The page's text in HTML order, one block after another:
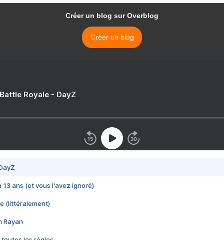
Créer un blog sur Overblog
Créer un blog
Royale - DayZ
13 ans (et vous l'avez ignoré)
(littéralement)
Rayan